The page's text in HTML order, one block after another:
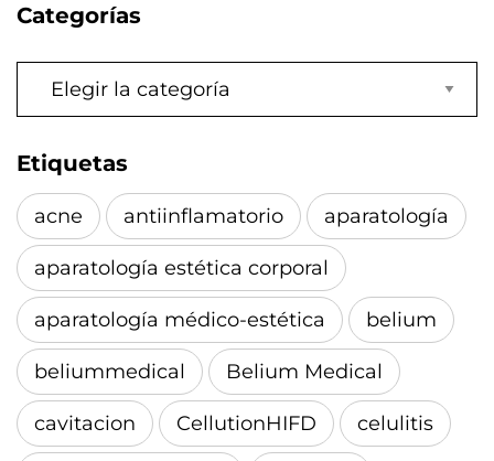
Categorías
Categorías
Etiquetas
acne antiinflamatorio aparatología
aparatología estética corporal
aparatología médico-estética belium
beliummedical Belium Medical
cavitacion CellutionHIFD celulitis